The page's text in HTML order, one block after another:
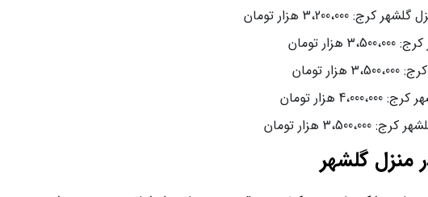
هزار تومان
تومان
هزار تومان
گلشهر